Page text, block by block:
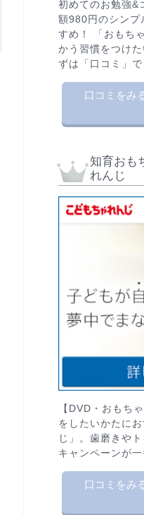
初めてのお勉強&
額980円のシンプ
すめ！ 「おもち
かう習慣をつけ
ずは「口コミ」
口コミをみ
知育おも
れんじ
【DVD・おもち
をしたいかたに
じ」。歯磨きや
キャンペーンが
口コミをみ